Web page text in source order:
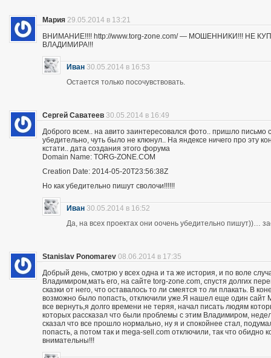
Мария 29.05.2014 в 13:21
ВНИМАНИЕ!!!! http://www.torg-zone.com/ — МОШЕННИКИ!!! НЕ
ВЛАДИМИРА!!!
Иван 30.05.2014 в 16:53
Остается только посочувствовать.
Сергей Саватеев 30.05.2014 в 16:49
Доброго всем.. на авито заинтересовался фото.. пришло
убедительно, чуть было не клюнул.. На яндексе ничего про
кстати.. дата создания этого форума
Domain Name: TORG-ZONE.COM
Creation Date: 2014-05-20T23:56:38Z
Но как убедительно пишут сволочи!!!!!!
Иван 30.05.2014 в 16:52
Да, на всех проектах они оочень убедительно пишут))…
Stanislav Ponomarev 08.06.2014 в 17:35
Добрый день, смотрю у всех одна и та же история, и по воле
Владимиром,мать его, на сайте torg-zone.com, спустя долгих
сказки от него, что оставалось то ли смеятся то ли плакать. В
возможно было попасть, отключили уже.Я нашел еще один
все вернуть,я долго времени не теряя, начал писать людям
которых рассказал что были проблемы с этим Владимиром,
сказал что все прошло нормально, ну я и спокойнее стал,
попасть, а потом так и mega-sell.com отключили, так что обидно
внимательны!!!